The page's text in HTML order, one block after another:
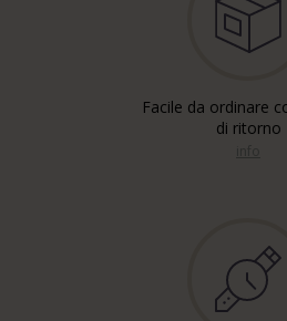
Facile da ordinare
di ritorno